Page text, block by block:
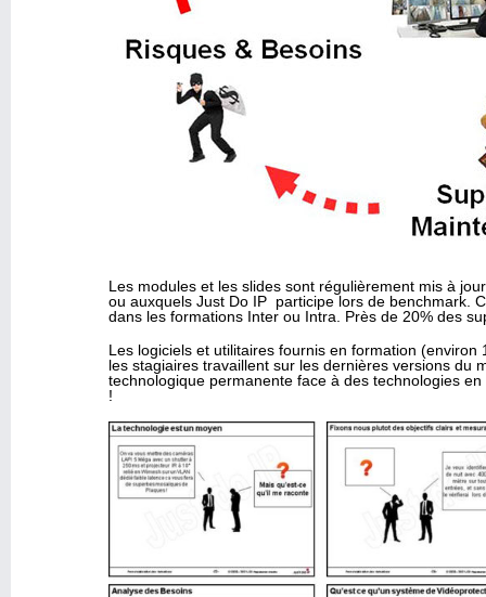
Les modules et les slides sont régulièrement mis à
ou auxquels Just Do IP participe lors de benchmark.
dans les formations Inter ou Intra. Près de 20% des
Les logiciels et utilitaires fournis en formation
les stagiaires travaillent sur les dernières versions du
technologique permanente face à des technologies
!